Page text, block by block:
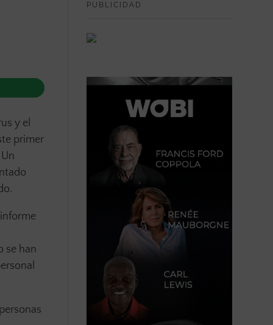
y el
primer
Un
se han
PUBLICIDAD